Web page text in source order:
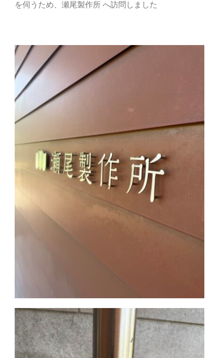
を伺うため、 瀬尾製作所 へ訪問しました